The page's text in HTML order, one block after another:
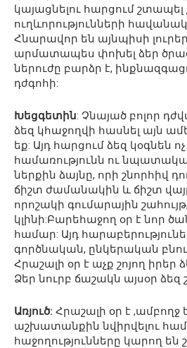
կայացնելու հարցում
ուղևորությունների
Հնարավոր են այնպիսի
արմատապես փոխել ձեր
ներուժը բարձր է,
դժգոհի:
Խեցգետին: Չնայած բոլոր
ձեզ կհաջողվի հասնել այն
եք: Այդ հարցում ձեզ կօգնեն
համառությունն ու
ներքին ձայնը, որի շնորհիվ
ճիշտ ժամանակին և ճիշտ
որոշակի գումարային
կլինի:Բարեհաջող օր է նոր
համար: Այդ
գործնական, ընկերական
Հրաշալի օր է աչք շոյող իրեր
Ձեր նուրբ ճաշակն այսօր ձեզ
Առյուծ: Հրաշալի օր է ,ամբողջ
աշխատանքին նվիրվելու
հաջողությունները կարող են